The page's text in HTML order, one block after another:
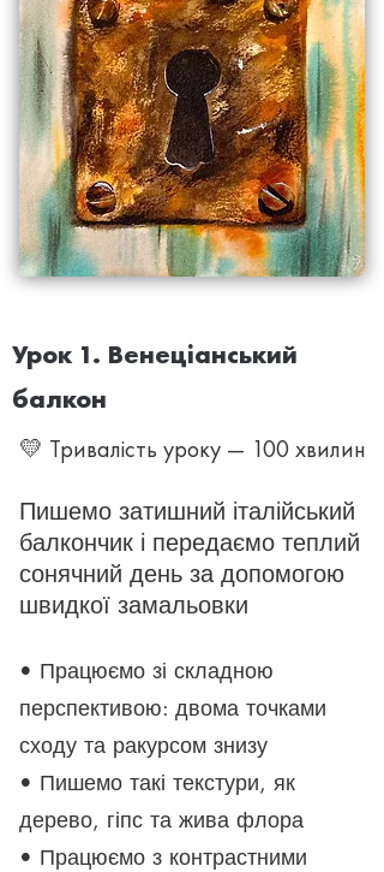
Урок 1. Венеціанський
балкон
💛 Тривалість уроку — 100 хвилин
Пишемо затишний італійський
балкончик і передаємо теплий
сонячний день за допомогою
швидкої замальовки
• Працюємо зі складною
перспективою: двома точками
сходу та ракурсом знизу
• Пишемо такі текстури, як
дерево, гіпс та жива флора
• Працюємо з контрастними